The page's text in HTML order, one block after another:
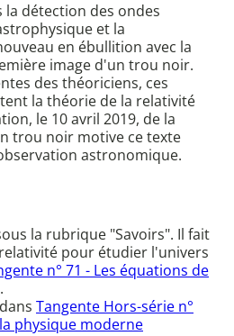
la détection des ondes
et la
en ébullition avec la
image d'un trou noir.
des théoriciens, ces
la théorie de la relativité
le 10 avril 2019, de la
trou noir motive ce texte
astronomique.
la rubrique "Savoirs". Il fait
pour étudier l'univers
n° 71 - Les équations de
.
Tangente Hors-série n°
physique moderne